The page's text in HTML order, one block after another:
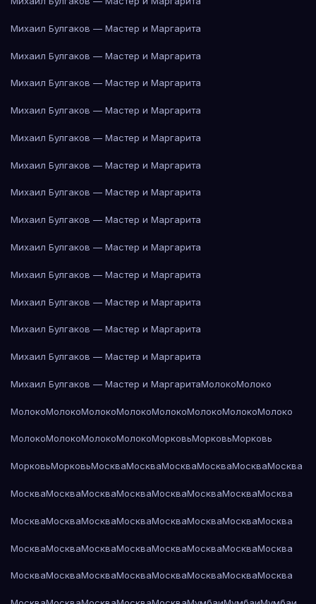
Михаил Булгаков — Мастер и Маргарита
Михаил Булгаков — Мастер и Маргарита
Михаил Булгаков — Мастер и Маргарита
Михаил Булгаков — Мастер и Маргарита
Михаил Булгаков — Мастер и Маргарита
Михаил Булгаков — Мастер и Маргарита
Михаил Булгаков — Мастер и Маргарита
Михаил Булгаков — Мастер и Маргарита
Михаил Булгаков — Мастер и Маргарита
Михаил Булгаков — Мастер и Маргарита
Михаил Булгаков — Мастер и Маргарита
Михаил Булгаков — Мастер и Маргарита
Михаил Булгаков — Мастер и Маргарита
Михаил Булгаков — Мастер и МаргаритаМолокоМолоко
МолокоМолокоМолокоМолокоМолокоМолокоМолокоМолоко
МолокоМолокоМолокоМолокоМорковьМорковьМорковь
МорковьМорковьМоскваМоскваМоскваМоскваМоскваМосква
МоскваМоскваМоскваМоскваМоскваМоскваМоскваМосква
МоскваМоскваМоскваМоскваМоскваМоскваМоскваМосква
МоскваМоскваМоскваМоскваМоскваМоскваМоскваМосква
МоскваМоскваМоскваМоскваМоскваМоскваМоскваМосква